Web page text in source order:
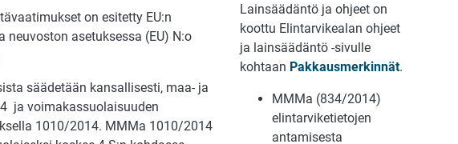
on esitetty EU:n
asetuksessa (EU) N:o
säädetään kansallisesti, maa- ja
ja voimakassuolaisuuden
1010/2014. MMMa 1010/2014
Lainsäädäntö ja ohjeet on
koottu Elintarvikealan ohjeet
ja lainsäädäntö -sivulle
kohtaan Pakkausmerkinnät.
MMMa (834/2014)
elintarviketietojen
antamisesta